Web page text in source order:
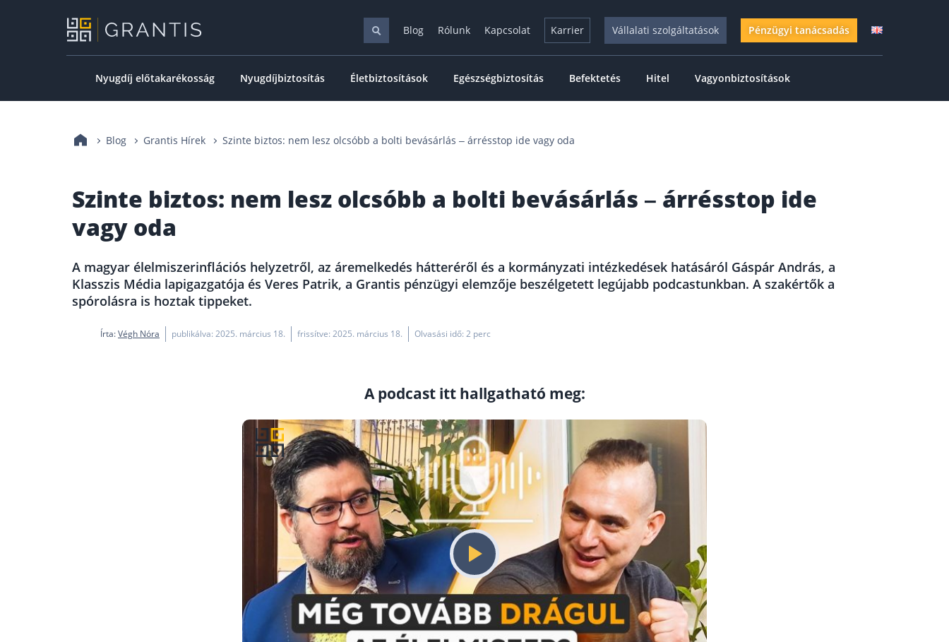
Blog Rólunk Kapcsolat Karrier Vállalati szolgáltatások Pénzügyi tanácsadás
Nyugdíj előtakarékosság Nyugdíjbiztosítás Életbiztosítások Egészségbiztosítás Befektetés Hitel Vagyonbiztosítások
Blog Grantis Hírek Szinte biztos: nem lesz olcsóbb a bolti bevásárlás – árrésstop ide vagy oda
Szinte biztos: nem lesz olcsóbb a bolti bevásárlás – árrésstop ide
vagy oda
A magyar élelmiszerinflációs helyzetről, az áremelkedés hátteréről és a kormányzati intézkedések hatásáról Gáspár András, a
Klasszis Média lapigazgatója és Veres Patrik, a Grantis pénzügyi elemzője beszélgetett legújabb podcastunkban. A szakértők a
spórolásra is hoztak tippeket.
Írta:Végh Nóra publikálva: 2025. március 18. frissítve: 2025. március 18. Olvasási idő: 2 perc
A podcast itt hallgatható meg: